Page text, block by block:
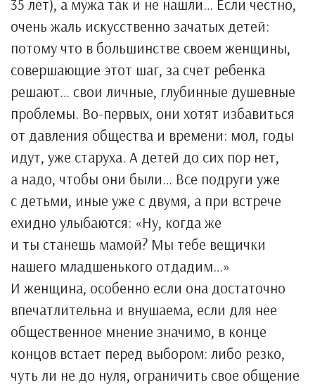
35 лет), а мужа так и не нашли… Если честно,
очень жаль искусственно зачатых детей:
потому что в большинстве своем женщины,
совершающие этот шаг, за счет ребенка
решают… свои личные, глубинные душевные
проблемы. Во-первых, они хотят избавиться
от давления общества и времени: мол, годы
идут, уже старуха. А детей до сих пор нет,
а надо, чтобы они были… Все подруги уже
с детьми, иные уже с двумя, а при встрече
ехидно улыбаются: «Ну, когда же
и ты станешь мамой? Мы тебе вещички
нашего младшенького отдадим…»
И женщина, особенно если она достаточно
впечатлительна и внушаема, если для нее
общественное мнение значимо, в конце
концов встает перед выбором: либо резко,
чуть ли не до нуля, ограничить свое общение